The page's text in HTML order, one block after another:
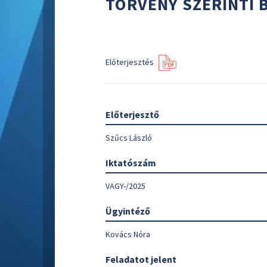
Előterjesztés
Előterjesztő
Szűcs László
Iktatószám
VAGY-/2025
Ügyintéző
Kovács Nóra
Feladatot jelent